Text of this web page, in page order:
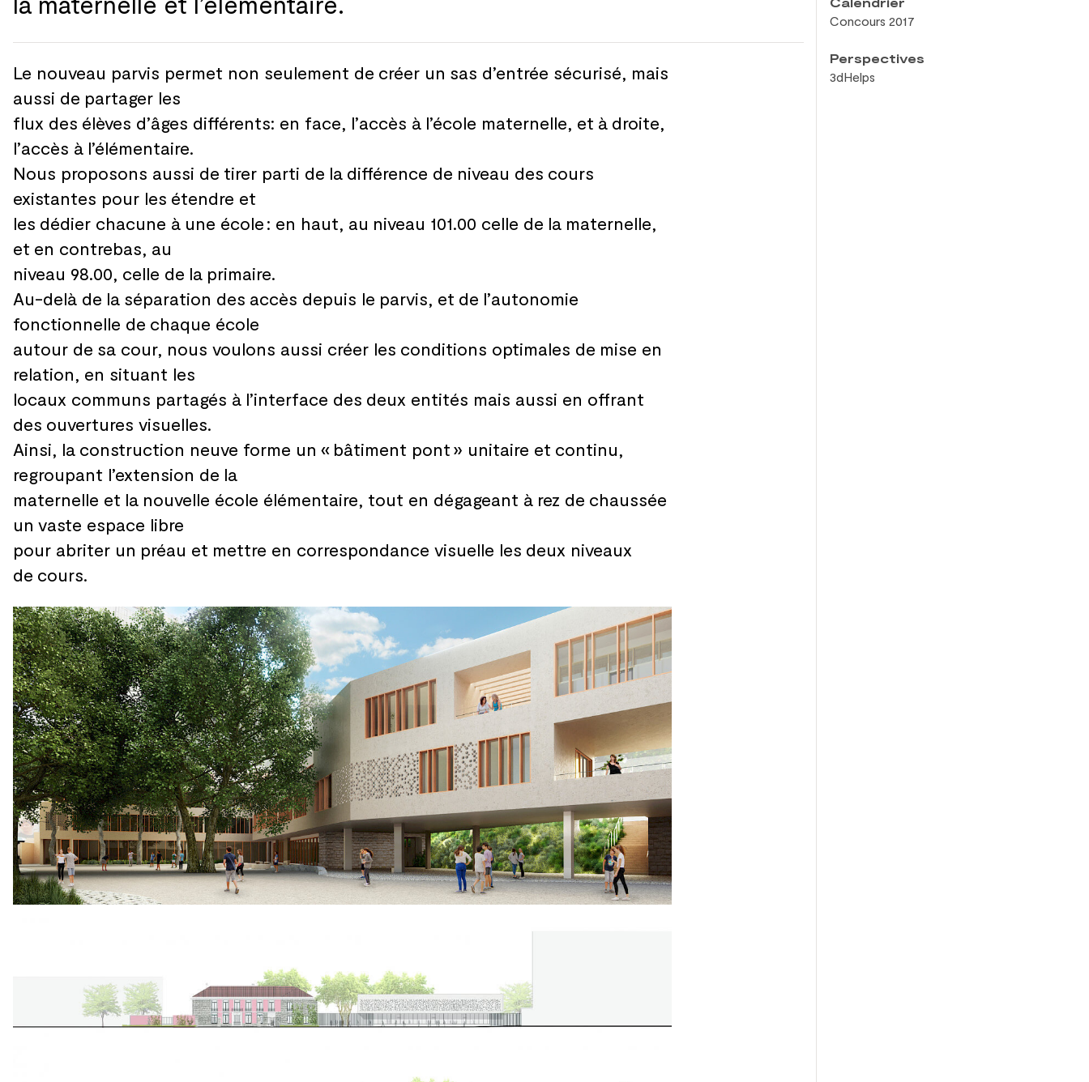
Le nouveau parvis permet non seulement de créer un sas d’entrée sécurisé, mais
aussi de partager les
flux des élèves d’âges différents: en face, l’accès à l’école maternelle, et à droite,
l’accès à l’élémentaire.
Nous proposons aussi de tirer parti de la différence de niveau des cours
existantes pour les étendre et
les dédier chacune à une école : en haut, au niveau 101.00 celle de la maternelle,
et en contrebas, au
niveau 98.00, celle de la primaire.
Au-delà de la séparation des accès depuis le parvis, et de l’autonomie
fonctionnelle de chaque école
autour de sa cour, nous voulons aussi créer les conditions optimales de mise en
relation, en situant les
locaux communs partagés à l’interface des deux entités mais aussi en offrant
des ouvertures visuelles.
Ainsi, la construction neuve forme un « bâtiment pont » unitaire et continu,
regroupant l’extension de la
maternelle et la nouvelle école élémentaire, tout en dégageant à rez de chaussée
un vaste espace libre
pour abriter un préau et mettre en correspondance visuelle les deux niveaux
de cours.
Concours 2017
Perspectives
3dHelps